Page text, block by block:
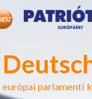
európai parlamenti